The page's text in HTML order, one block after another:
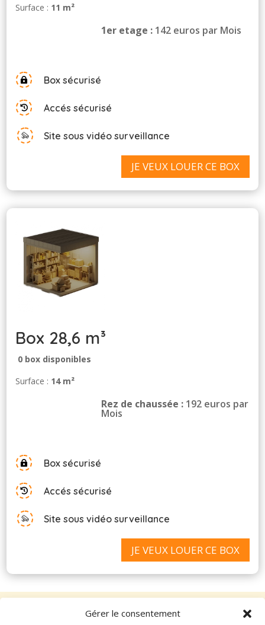
Gérer le consentement
Surface : 11 m²
1er etage : 142 euros par Mois
 Box sécurisé
 Accés sécurisé
Site sous vidéo surveillance
JE VEUX LOUER CE BOX
Box 28,6 m³
0 box disponibles
Surface : 14 m²
Rez de chaussée : 192 euros par
Mois
 Box sécurisé
 Accés sécurisé
Site sous vidéo surveillance
JE VEUX LOUER CE BOX